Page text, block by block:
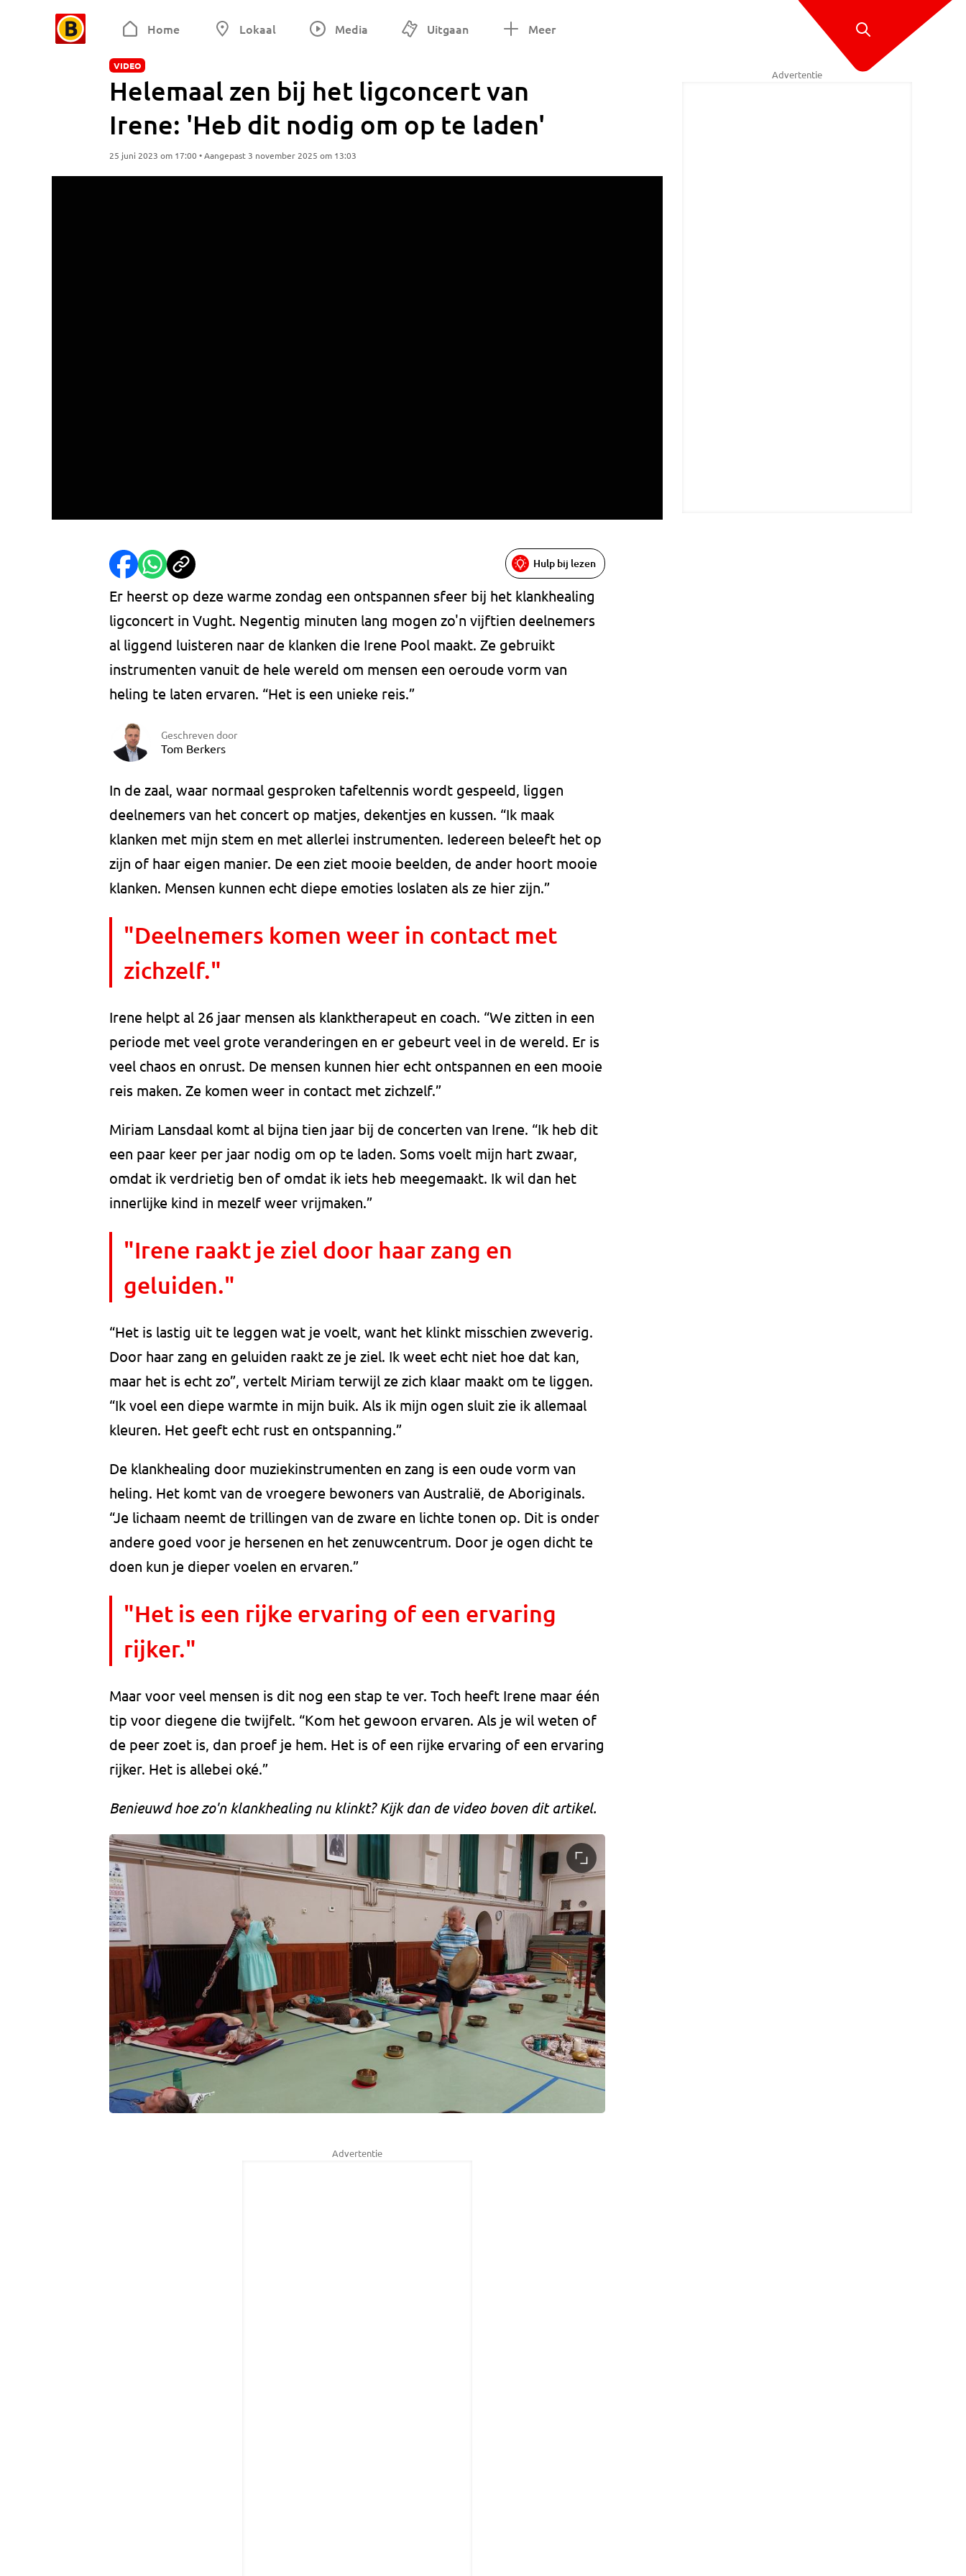
Home Lokaal Media Uitgaan Meer
VIDEO
Helemaal zen bij het ligconcert van
Irene: 'Heb dit nodig om op te laden'
25 juni 2023 om 17:00 • Aangepast 3 november 2025 om 13:03
Hulp bij lezen
Er heerst op deze warme zondag een ontspannen sfeer bij het klankhealing
ligconcert in Vught. Negentig minuten lang mogen zo'n vijftien deelnemers
al liggend luisteren naar de klanken die Irene Pool maakt. Ze gebruikt
instrumenten vanuit de hele wereld om mensen een oeroude vorm van
heling te laten ervaren. “Het is een unieke reis.”
Geschreven door
Tom Berkers
In de zaal, waar normaal gesproken tafeltennis wordt gespeeld, liggen
deelnemers van het concert op matjes, dekentjes en kussen. “Ik maak
klanken met mijn stem en met allerlei instrumenten. Iedereen beleeft het op
zijn of haar eigen manier. De een ziet mooie beelden, de ander hoort mooie
klanken. Mensen kunnen echt diepe emoties loslaten als ze hier zijn.”
"Deelnemers komen weer in contact met
zichzelf."
Irene helpt al 26 jaar mensen als klanktherapeut en coach. “We zitten in een
periode met veel grote veranderingen en er gebeurt veel in de wereld. Er is
veel chaos en onrust. De mensen kunnen hier echt ontspannen en een mooie
reis maken. Ze komen weer in contact met zichzelf.”
Miriam Lansdaal komt al bijna tien jaar bij de concerten van Irene. “Ik heb dit
een paar keer per jaar nodig om op te laden. Soms voelt mijn hart zwaar,
omdat ik verdrietig ben of omdat ik iets heb meegemaakt. Ik wil dan het
innerlijke kind in mezelf weer vrijmaken.”
"Irene raakt je ziel door haar zang en
geluiden."
“Het is lastig uit te leggen wat je voelt, want het klinkt misschien zweverig.
Door haar zang en geluiden raakt ze je ziel. Ik weet echt niet hoe dat kan,
maar het is echt zo”, vertelt Miriam terwijl ze zich klaar maakt om te liggen.
“Ik voel een diepe warmte in mijn buik. Als ik mijn ogen sluit zie ik allemaal
kleuren. Het geeft echt rust en ontspanning.”
De klankhealing door muziekinstrumenten en zang is een oude vorm van
heling. Het komt van de vroegere bewoners van Australië, de Aboriginals.
“Je lichaam neemt de trillingen van de zware en lichte tonen op. Dit is onder
andere goed voor je hersenen en het zenuwcentrum. Door je ogen dicht te
doen kun je dieper voelen en ervaren.”
"Het is een rijke ervaring of een ervaring
rijker."
Maar voor veel mensen is dit nog een stap te ver. Toch heeft Irene maar één
tip voor diegene die twijfelt. “Kom het gewoon ervaren. Als je wil weten of
de peer zoet is, dan proef je hem. Het is of een rijke ervaring of een ervaring
rijker. Het is allebei oké.”
Benieuwd hoe zo'n klankhealing nu klinkt? Kijk dan de video boven dit artikel.
Advertentie
Advertentie